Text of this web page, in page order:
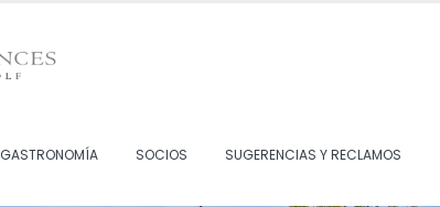
GASTRONOMÍA SOCIOS SUGERENCIAS Y RECLAMOS